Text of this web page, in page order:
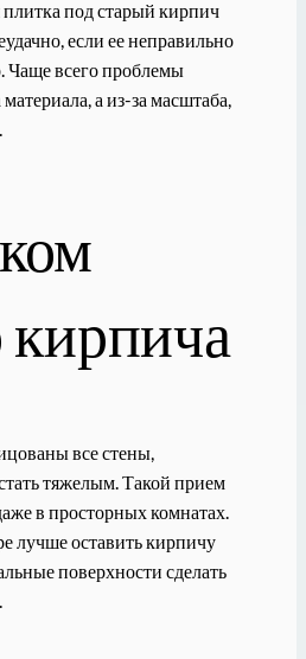
плитка под старый кирпич
если ее неправильно
Чаще всего проблемы
а из-за масштаба,
все стены,
тяжелым. Такой прием
в просторных комнатах.
лучше оставить кирпичу
поверхности сделать